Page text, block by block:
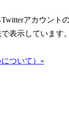
アカウント
表示しています
ついて）»